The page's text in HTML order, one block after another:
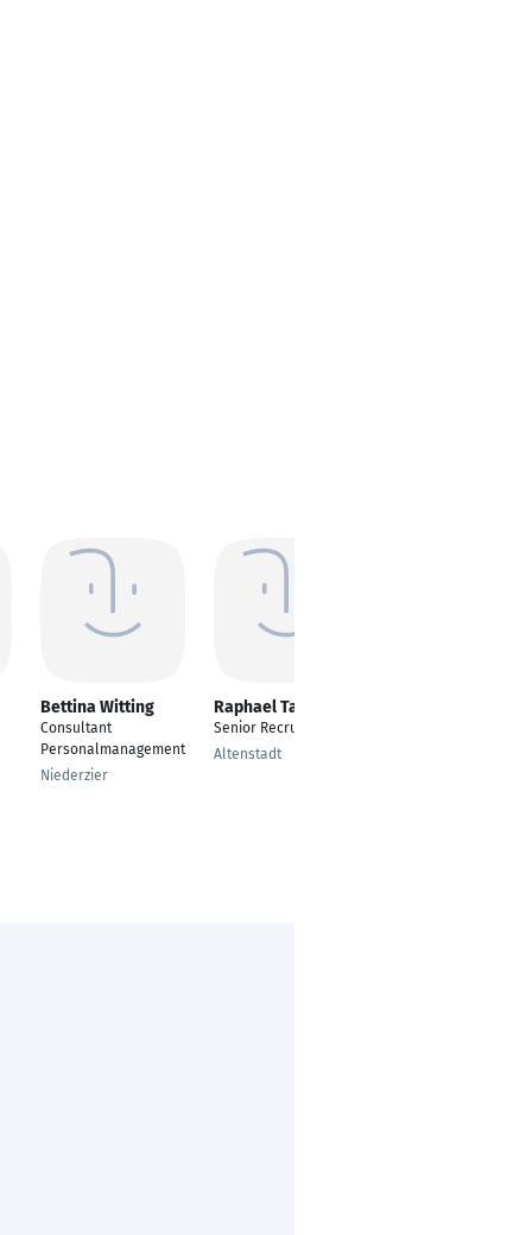
Bettina Witting
Consultant
Personalmanagement
Niederzier
Raphael Tausch
Senior Recruiter
Altenstadt